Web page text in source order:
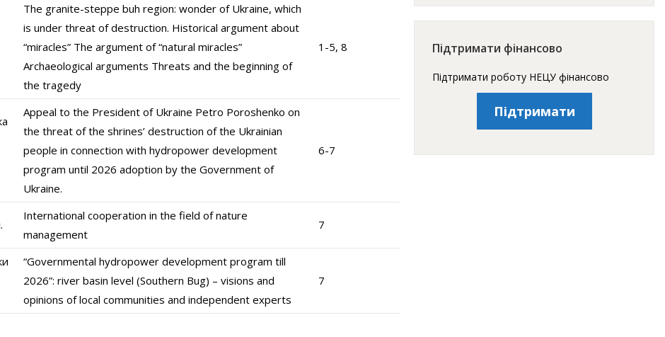
The granite-steppe buh region: wonder of Ukraine, which
is under threat of destruction. Historical argument about
“miracles” The argument of “natural miracles”
Archaeological arguments Threats and the beginning of
the tragedy
1-5, 8
Appeal to the President of Ukraine Petro Poroshenko on
the threat of the shrines’ destruction of the Ukrainian
people in connection with hydropower development
program until 2026 adoption by the Government of
Ukraine.
6-7
International cooperation in the field of nature
management
7
“Governmental hydropower development program till
2026”: river basin level (Southern Bug) – visions and
opinions of local communities and independent experts
7
Підтримати фінансово
Підтримати роботу НЕЦУ фінансово
Підтримати